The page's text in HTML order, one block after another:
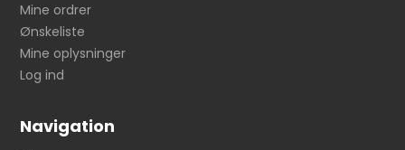
Mine ordrer
Ønskeliste
Mine oplysninger
Log ind
Navigation